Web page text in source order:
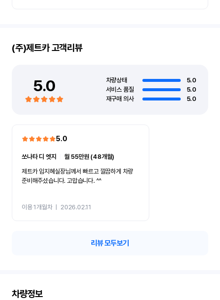
(주)제트카고객리뷰
5.0 차량상태
5.0
서비스 품질
5.0
재구매 의사
5.0
5.0
쏘나타 디 엣지
월 55만원 (48개월)
제트카 임지혜실장님께서 빠르고 깔끔하게 차량
준비해주셨습니다. 고맙습니다. ^^
이용 1개월차ㅣ 2026.02.11
리뷰 모두보기
차량정보